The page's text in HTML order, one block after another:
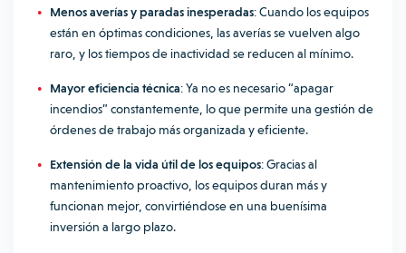
Menos averías y paradas inesperadas: Cuando los equipos
están en óptimas condiciones, las averías se vuelven algo
raro, y los tiempos de inactividad se reducen al mínimo.
Mayor eficiencia técnica: Ya no es necesario “apagar
incendios” constantemente, lo que permite una gestión de
órdenes de trabajo más organizada y eficiente.
Extensión de la vida útil de los equipos: Gracias al
mantenimiento proactivo, los equipos duran más y
funcionan mejor, convirtiéndose en una buenísima
inversión a largo plazo.